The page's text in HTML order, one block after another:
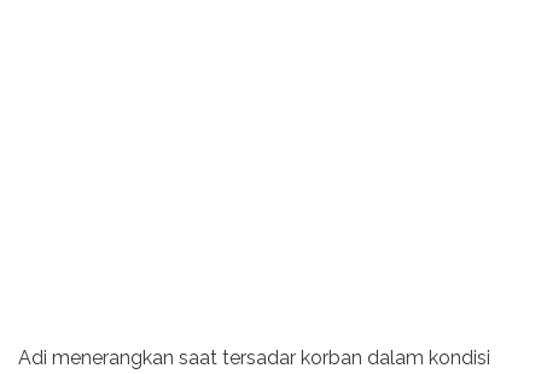
Adi menerangkan saat tersadar korban dalam kondisi